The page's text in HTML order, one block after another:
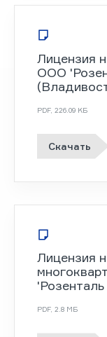
Лицензия
ООО
PDF, 226.09 KБ
Скачать
Лицензия
PDF, 2.8 MБ